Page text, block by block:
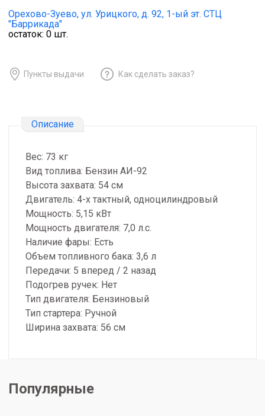
Орехово-Зуево, ул. Урицкого, д. 92, 1-ый эт. СТЦ
"Баррикада"
остаток: 0 шт.
Пункты выдачи Как сделать заказ?
Описание
Вес: 73 кг
Вид топлива: Бензин АИ-92
Высота захвата: 54 см
Двигатель: 4-х тактный, одноцилиндровый
Мощность: 5,15 кВт
Мощность двигателя: 7,0 л.с.
Наличие фары: Есть
Объем топливного бака: 3,6 л
Передачи: 5 вперед / 2 назад
Подогрев ручек: Нет
Тип двигателя: Бензиновый
Тип стартера: Ручной
Ширина захвата: 56 см
Популярные